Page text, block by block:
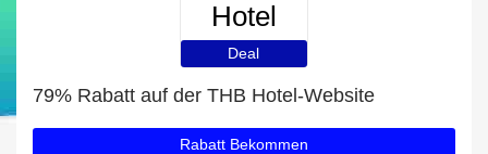
Hotel
Deal
79% Rabatt auf der THB Hotel-Website
Rabatt Bekommen